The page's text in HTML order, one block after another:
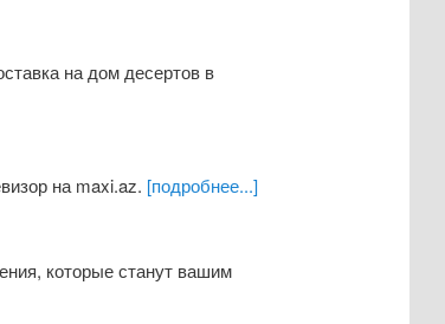
на дом десертов в
на maxi.az. [подробнее...]
которые станут вашим